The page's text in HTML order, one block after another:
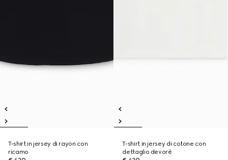
T-shirt in jersey di rayon con
ricamo
T-shirt in jersey di cotone con
dettaglio devoré